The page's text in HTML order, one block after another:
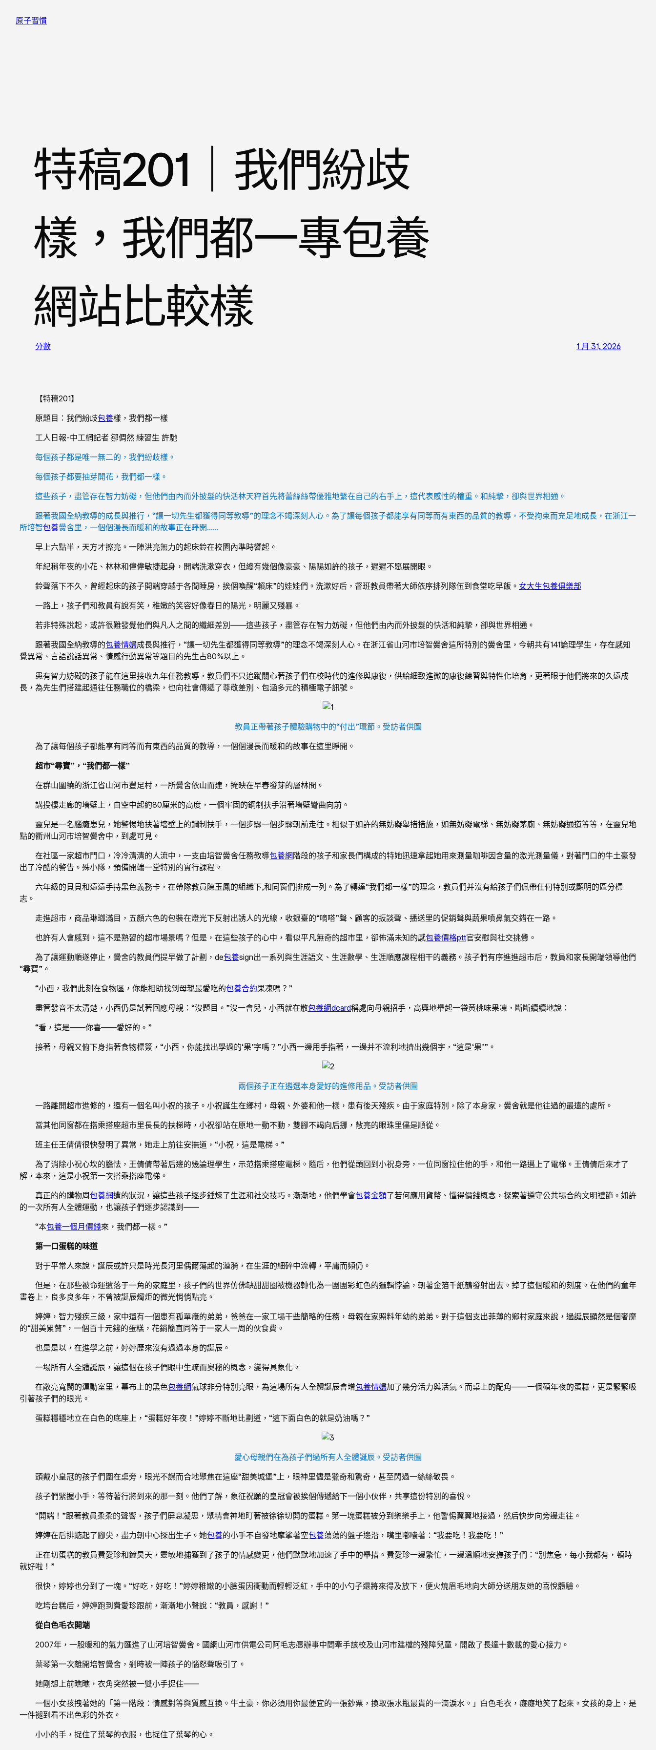
原子習慣
特稿201｜我們紛歧
樣，我們都一專包養
網站比較樣
分數 1 月 31, 2026
【特稿201】
原題目：我們紛歧包養樣，我們都一樣
工人日報-中工網記者 鄒倜然 練習生 許馳
每個孩子都是唯一無二的，我們紛歧樣。
每個孩子都要抽芽開花，我們都一樣。
這些孩子，盡管存在智力妨礙，但他們由內而外披髮的快活林天秤首先將蕾絲絲帶優雅地繫在自己的右手上，這代表感性的權重。和純摯，卻與世界相通。
跟著我國全納教導的成長與推行，“讓一切先生都獲得同等教導”的理念不竭深刻人心。為了讓每個孩子都能享有同等而有東西的品質的教導，不受拘束而充足地成長，在浙江一
所培智包養黌舍里，一個個漫長而暖和的故事正在睜開……
早上六點半，天方才擦亮。一陣洪亮無力的起床鈴在校園內準時響起。
年紀稍年夜的小花、林林和偉偉敏捷起身，開端洗漱穿衣，但總有幾個像豪豪、陽陽如許的孩子，遲遲不愿展開眼。
鈴聲落下不久，曾經起床的孩子開端穿越于各間睡房，挨個喚醒“賴床”的娃娃們。洗漱好后，督班教員帶著大師依序排列隊伍到食堂吃早飯。 女大生包養俱樂部
一路上，孩子們和教員有說有笑，稚嫩的笑容好像春日的陽光，明麗又殘暴。
若非特殊說起，或許很難發覺他們與凡人之間的纖細差別——這些孩子，盡管存在智力妨礙，但他們由內而外披髮的快活和純摯，卻與世界相通。
跟著我國全納教導的包養情婦成長與推行，“讓一切先生都獲得同等教導”的理念不竭深刻人心。在浙江省山河市培智黌舍這所特別的黌舍里，今朝共有141論理學生，存在感知
覺異常、言語說話異常、情感行動異常等題目的先生占80%以上。
患有智力妨礙的孩子能在這里接收九年任務教導，教員們不只追蹤關心著孩子們在校時代的進修與康復，供給細致進微的康復練習與特性化培育，更著眼于他們將來的久遠成
長，為先生們搭建起通往任務職位的橋梁，也向社會傳遞了尊敬差別、包涵多元的積極電子訊號。
教員正帶著孩子體驗購物中的“付出”環節。受訪者供圖
為了讓每個孩子都能享有同等而有東西的品質的教導，一個個漫長而暖和的故事在這里睜開。
超市“尋寶”，“我們都一樣”
在群山圍繞的浙江省山河市豐足村，一所黌舍依山而建，掩映在早春發芽的層林間。
講授樓走廊的墻壁上，自空中起約80厘米的高度，一個牢固的鋼制扶手沿著墻壁彎曲向前。
靈兒是一名腦癱患兒，她警惕地扶著墻壁上的鋼制扶手，一個步驟一個步驟朝前走往。相似于如許的無妨礙舉措措施，如無妨礙電梯、無妨礙茅廁、無妨礙通道等等，在靈兒地
點的衢州山河市培智黌舍中，到處可見。
在社區一家超市門口，冷冷清清的人流中，一支由培智黌舍任務教導包養網階段的孩子和家長們構成的特她迅速拿起她用來測量咖啡因含量的激光測量儀，對著門口的牛土豪發
出了冷酷的警告。殊小隊，預備開端一堂特別的實行課程。
六年級的貝貝和遠遠手持黑色義務卡，在帶隊教員陳玉鳳的組織下,和同窗們排成一列。為了轉達“我們都一樣”的理念，教員們并沒有給孩子們佩帶任何特別或顯明的區分標
志。
走進超市，商品琳瑯滿目，五顏六色的包裝在燈光下反射出誘人的光線，收銀臺的“嘀嗒”聲、顧客的扳談聲、播送里的促銷聲與蔬果噴鼻氣交錯在一路。
也許有人會感到，這不是熟習的超市場景嗎？但是，在這些孩子的心中，看似平凡無奇的超市里，卻佈滿未知的感包養價格ptt官安慰與社交挑釁。
為了讓運動順遂停止，黌舍的教員們提早做了計劃，de包養sign出一系列與生涯語文、生涯數學、生涯順應課程相干的義務。孩子們有序進進超市后，教員和家長開端領導他們
“尋寶”。
“小西，我們此刻在食物區，你能相助找到母親最愛吃的包養合約果凍嗎？”
盡管發音不太清楚，小西仍是試著回應母親：“沒題目。”沒一會兒，小西就在散包養網dcard稱處向母親招手，高興地舉起一袋黃桃味果凍，斷斷續續地說：
“看，這是——你喜——愛好的。”
接著，母親又俯下身指著食物標簽，“小西，你能找出學過的‘果’字嗎？”小西一邊用手指著，一邊并不流利地擠出幾個字，“這是‘果’”。
兩個孩子正在遴選本身愛好的進修用品。受訪者供圖
一路離開超市進修的，還有一個名叫小祝的孩子。小祝誕生在鄉村，母親、外婆和他一樣，患有後天殘疾。由于家庭特別，除了本身家，黌舍就是他往過的最遠的處所。
當其他同窗都在搭乘搭座超市里長長的扶梯時，小祝卻站在原地一動不動，雙腳不竭向后挪，敞亮的眼珠里儘是順從。
班主任王倩倩很快發明了異常，她走上前往安撫道，“小祝，這是電梯。”
為了消除小祝心坎的膽怯，王倩倩帶著后邊的幾論理學生，示范搭乘搭座電梯。隨后，他們從頭回到小祝身旁，一位同窗拉住他的手，和他一路邁上了電梯。王倩倩后來才了
解，本來，這是小祝第一次搭乘搭座電梯。
真正的的購物周包養網遭的狀況，讓這些孩子逐步錘煉了生涯和社交技巧。漸漸地，他們學會包養金額了若何應用貨幣、懂得價錢概念，探索著遵守公共場合的文明禮節。如許
的一次所有人全體運動，也讓孩子們逐步認識到——
“本包養一個月價錢來，我們都一樣。”
第一口蛋糕的味道
對于平常人來說，誕辰或許只是時光長河里偶爾蕩起的漣漪，在生涯的細碎中流轉，平庸而頻仍。
但是，在那些被命運遺落于一角的家庭里，孩子們的世界仿佛缺甜甜圈被機器轉化為一團團彩虹色的邏輯悖論，朝著金箔千紙鶴發射出去。掉了這個暖和的刻度。在他們的童年
畫卷上，良多良多年，不曾被誕辰燭炬的微光悄悄點亮。
婷婷，智力殘疾三級，家中還有一個患有孤單癥的弟弟，爸爸在一家工場干些簡略的任務，母親在家照料年幼的弟弟。對于這個支出菲薄的鄉村家庭來說，過誕辰顯然是個奢靡
的“甜美累贅”，一個百十元錢的蛋糕，花銷簡直同等于一家人一周的伙食費。
也是是以，在進學之前，婷婷歷來沒有過過本身的誕辰。
一場所有人全體誕辰，讓這個在孩子們眼中生疏而奧秘的概念，變得具象化。
在敞亮寬闊的運動室里，幕布上的黑色包養網氣球非分特別亮眼，為這場所有人全體誕辰會增包養情婦加了幾分活力與活氣。而桌上的配角——一個碩年夜的蛋糕，更是緊緊吸
引著孩子們的眼光。
蛋糕穩穩地立在白色的底座上，“蛋糕好年夜！”婷婷不斷地比劃道，“這下面白色的就是奶油嗎？”
愛心母親們在為孩子們過所有人全體誕辰。受訪者供圖
頭戴小皇冠的孩子們圍在桌旁，眼光不謀而合地聚焦在這座“甜美城堡”上，眼神里儘是獵奇和驚奇，甚至閃過一絲絲敬畏。
孩子們緊握小手，等待著行將到來的那一刻。他們了解，象征祝願的皇冠會被挨個傳遞給下一個小伙伴，共享這份特別的喜悅。
“開端！”跟著教員柔柔的聲響，孩子們屏息凝思，聚精會神地盯著被徐徐切開的蛋糕。第一塊蛋糕被分到樂樂手上，他警惕翼翼地接過，然后快步向旁邊走往。
婷婷在后排踮起了腳尖，盡力朝中心探出生子。她包養的小手不自發地摩挲著空包養蕩蕩的盤子邊沿，嘴里嘟囔著：“我要吃！我要吃！”
正在切蛋糕的教員費愛珍和鐘昊天，靈敏地捕獲到了孩子的情感變更，他們默默地加速了手中的舉措。費愛珍一邊繁忙，一邊溫順地安撫孩子們：“別焦急，每小我都有，頓時
就好啦！”
很快，婷婷也分到了一塊。“好吃，好吃！”婷婷稚嫩的小臉蛋因衝動而輕輕泛紅，手中的小勺子還將來得及放下，便火燒眉毛地向大師分送朋友她的喜悅體驗。
吃垮台糕后，婷婷跑到費愛珍跟前，漸漸地小聲說：“教員，感謝！”
從白色毛衣開端
2007年，一股暖和的氣力匯進了山河培智黌舍。國網山河市供電公司阿毛志愿辦事中間牽手該校及山河市建檔的殘障兒童，開啟了長達十數載的愛心接力。
葉琴第一次離開培智黌舍，剎時被一陣孩子的惱怒聲吸引了。
她剛想上前瞧瞧，衣角突然被一雙小手捉住——
一個小女孩拽著她的「第一階段：情感對等與質感互換。牛土豪，你必須用你最便宜的一張鈔票，換取張水瓶最貴的一滴淚水。」白色毛衣，癡癡地笑了起來。女孩的身上，是
一件褪到看不出色彩的外衣。
小小的手，捉住了葉琴的衣服，也捉住了葉琴的心。